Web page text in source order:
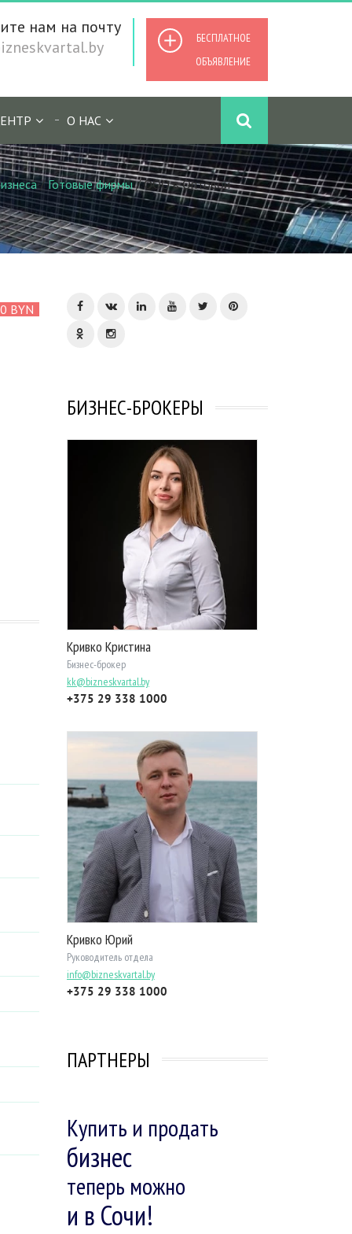
БЕСПЛАТНОЕ
ОБЪЯВЛЕНИЕ
нам на почту
О НАС
/Готовые фирмы/ООО в Оптовой
BYN
БИЗНЕС-БРОКЕРЫ
Кривко Кристина
Бизнес-брокер
kk@bizneskvartal.by
+375 29 338 1000
Кривко Юрий
Руководитель отдела
info@bizneskvartal.by
+375 29 338 1000
ПАРТНЕРЫ
Купить и продать
бизнес
теперь можно
и в Сочи!